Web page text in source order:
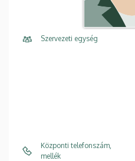
Szervezeti egység
Központi telefonszám,
mellék